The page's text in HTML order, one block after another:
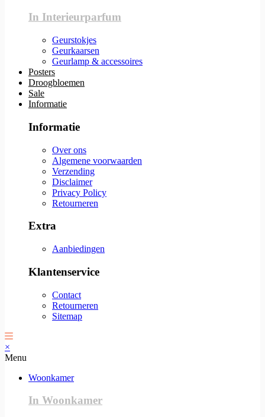
In Interieurparfum
Geurstokjes
Geurkaarsen
Geurlamp & accessoires
Posters
Droogbloemen
Sale
Informatie
Informatie
Over ons
Algemene voorwaarden
Verzending
Disclaimer
Privacy Policy
Retourneren
Extra
Aanbiedingen
Klantenservice
Contact
Retourneren
Sitemap
×
Menu
Woonkamer
In Woonkamer